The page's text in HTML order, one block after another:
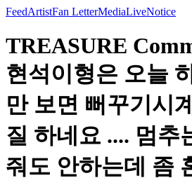
FeedArtistFan LetterMediaLiveNotice
TREASURE
현석이형은 오늘
만 보면 뻐꾸기시
질 하네요 .... 멈추
줘도 안하는데 좀